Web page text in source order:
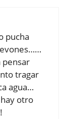
pucha
tragar
agua…
otro